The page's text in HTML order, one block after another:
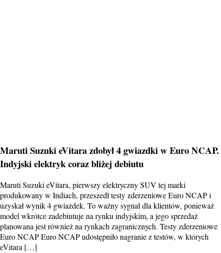
Maruti Suzuki eVitara zdobył 4 gwiazdki w Euro NCAP.
Indyjski elektryk coraz bliżej debiutu
Maruti Suzuki eVitara, pierwszy elektryczny SUV tej marki
produkowany w Indiach, przeszedł testy zderzeniowe Euro NCAP i
uzyskał wynik 4 gwiazdek. To ważny sygnał dla klientów, ponieważ
model wkrótce zadebiutuje na rynku indyjskim, a jego sprzedaż
planowana jest również na rynkach zagranicznych. Testy zderzeniowe
Euro NCAP Euro NCAP udostępniło nagranie z testów, w których
eVitara […]